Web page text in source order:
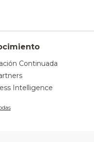
Continuada
Intelligence